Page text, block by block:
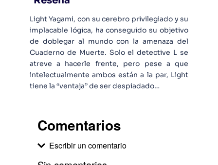
Light Yagami, con su cerebro privilegiado y su
implacable lógica, ha conseguido su objetivo
de doblegar al mundo con la amenaza del
Cuaderno de Muerte. Solo el detective L se
atreve a hacerle frente, pero pese a que
intelectualmente ambos están a la par, Light
tiene la “ventaja” de ser despiadado…
Comentarios
Escribir un comentario